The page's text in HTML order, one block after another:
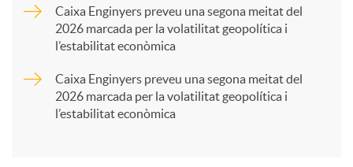
Caixa Enginyers preveu una segona meitat del
2026 marcada per la volatilitat geopolítica i
l’estabilitat econòmica
Caixa Enginyers preveu una segona meitat del
2026 marcada per la volatilitat geopolítica i
l’estabilitat econòmica